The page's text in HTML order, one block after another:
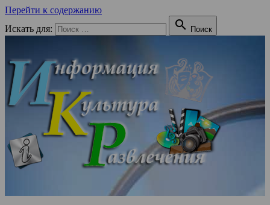
Перейти к содержанию
Искать для:
 Поиск